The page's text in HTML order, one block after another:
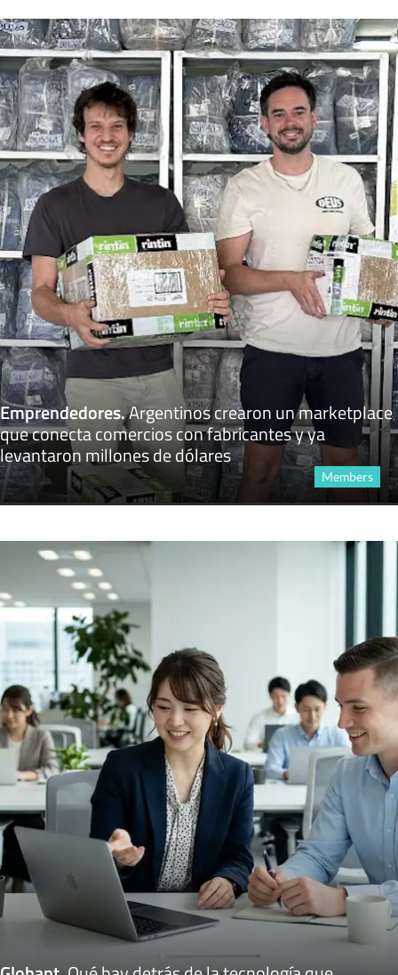
Emprendedores.Argentinos crearon un marketplace
que conecta comercios con fabricantes y ya
levantaron millones de dólares
Members